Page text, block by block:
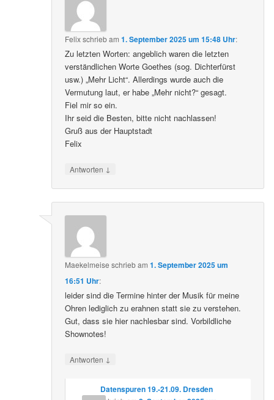
Felixschriebam1. September 2025 um 15:48 Uhr:
Zu letzten Worten: angeblich waren die letzten
verständlichen Worte Goethes (sog. Dichterfürst
usw.) „Mehr Licht“. Allerdings wurde auch die
Vermutung laut, er habe „Mehr nicht?“ gesagt.
Fiel mir so ein.
Ihr seid die Besten, bitte nicht nachlassen!
Gruß aus der Hauptstadt
Felix
Antworten ↓
Maekelmeise schriebam1. September 2025 um
16:51 Uhr:
leider sind die Termine hinter der Musik für meine
Ohren lediglich zu erahnen statt sie zu verstehen.
Gut, dass sie hier nachlesbar sind. Vorbildliche
Shownotes!
Antworten ↓
Datenspuren 19.-21.09. Dresden